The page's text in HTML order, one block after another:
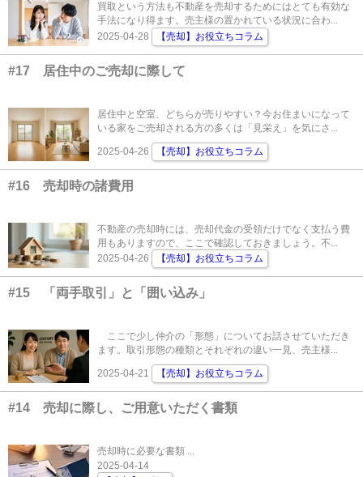
買取という方法も不動産を売却するためにはとても有効な
手法になり得ます。売主様の置かれている状況に合わ...
2025-04-28
【売却】お役立ちコラム
#17 居住中のご売却に際して
居住中と空室、どちらが売りやすい？今お住まいになって
いる家をご売却される方の多くは「見栄え」を気にさ...
2025-04-26 【売却】お役立ちコラム
#16 売却時の諸費用
不動産の売却時には、売却代金の受領だけでなく支払う費
用もありますので、ここで確認しておきましょう。不...
2025-04-26
【売却】お役立ちコラム
#15 「両手取引」と「囲い込み」
ここで少し仲介の「形態」についてお話させていただき
ます。取引形態の種類とそれぞれの違い一見、売主様...
2025-04-21 【売却】お役立ちコラム
#14 売却に際し、ご用意いただく書類
売却時に必要な書類 ...
2025-04-14